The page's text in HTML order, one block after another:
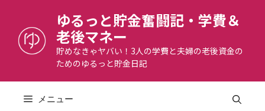
へ
ゆるっと貯金奮闘記・学費＆
老後マネー
貯めなきゃヤバい！3人の学費と夫婦の老後資金の
ためのゆるっと貯金日記
メニュー